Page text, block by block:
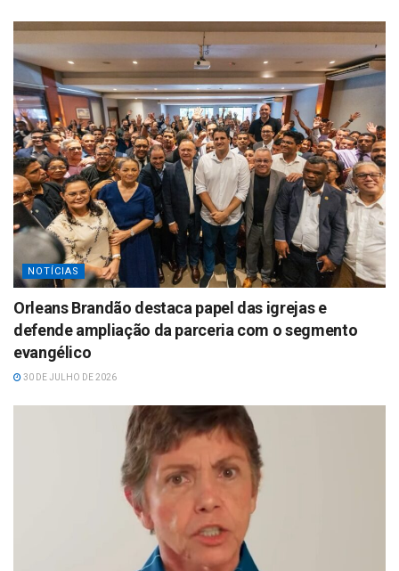
NOTÍCIAS
Orleans Brandão destaca papel das igrejas e
defende ampliação da parceria com o segmento
evangélico
30 DE JULHO DE 2026